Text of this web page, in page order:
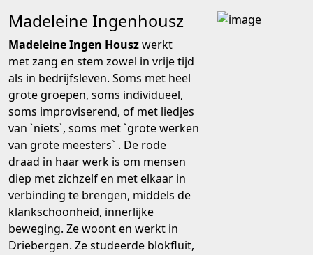
Madeleine Ingenhousz
Madeleine Ingen Houszwerkt
met zang en stem zowel in vrije tijd
als in bedrijfsleven. Soms met heel
grote groepen, soms individueel,
soms improviserend, of met liedjes
van `niets`, soms met `grote werken
van grote meesters` . De rode
draad in haar werk is om mensen
diep met zichzelf en met elkaar in
verbinding te brengen, middels de
klankschoonheid, innerlijke
beweging. Ze woont en werkt in
Driebergen. Ze studeerde blokfluit,